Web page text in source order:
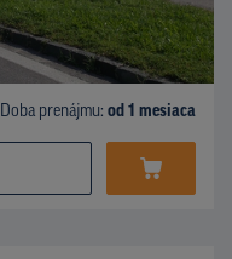
Doba prenájmu: od 1 mesiaca